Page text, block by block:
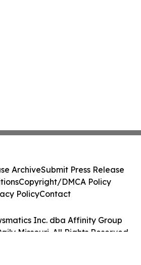
Inc. dba Affinity Group
Missouri. All Rights Reserved.
ArchiveSubmit Press Release
Copyright/DMCA Policy
PolicyContact